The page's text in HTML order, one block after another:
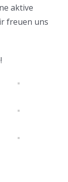
aktive
freuen uns